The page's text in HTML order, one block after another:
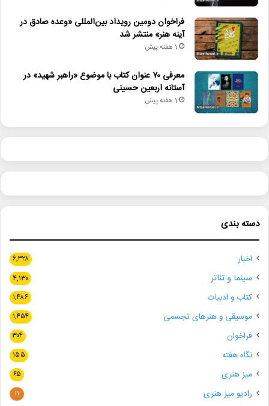
فراخوان دومین رویداد بین‌المللی «وعده صادق در
آینه هنر» منتشر شد
1 هفته پیش
معرفی ۷۰ عنوان کتاب با موضوع «راهبر شهید» در
آستانه اربعین حسینی
1 هفته پیش
دسته بندی
اخبار ۶,۳۲۸
سینما و تئاتر ۴,۱۳۰
کتاب و ادبیات ۱,۴۸۶
موسیقی و هنرهای تجسمی ۱,۴۵۴
فراخوان ۳۰۴
نگاه هفته ۱۵۵
میز هنری ۶۵
رادیو میز هنری ۱۱